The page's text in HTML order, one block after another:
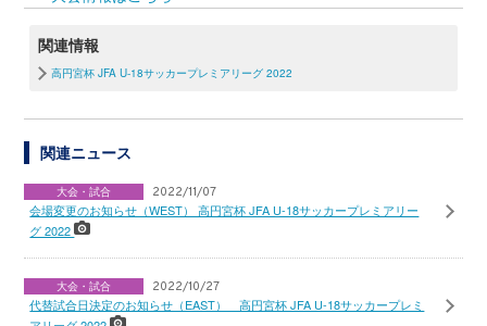
関連情報
高円宮杯 JFA U-18サッカープレミアリーグ 2022
関連ニュース
大会・試合 2022/11/07
会場変更のお知らせ（WEST） 高円宮杯 JFA U-18サッカープレミアリー
グ 2022
大会・試合 2022/10/27
代替試合日決定のお知らせ（EAST） 高円宮杯 JFA U-18サッカープレミ